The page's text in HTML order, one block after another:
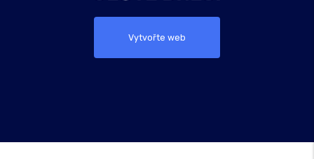
Vytvořte web